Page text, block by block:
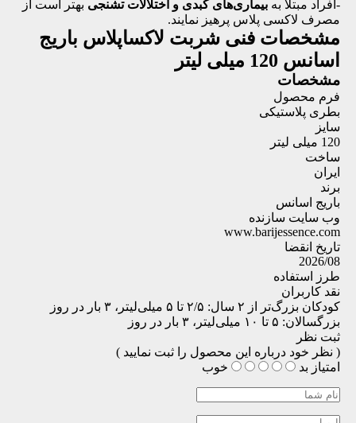
-افراد مبتلا به بیماری‌های کبدی و اختلالات تشنجی بهتر است از
مصرف لاکسی پلاس پرهیز نمایند.
مشخصات فنی شربت لاکساپلاس باریج
اسانس 120 میلی لیتر
مشخصات
فرم محصول
بطری پلاستیکی
سایز
120 میلی لیتر
ساخت
ایران
برند
باریج اسانس
وب سایت سازنده
www.barijessence.com
تاریخ انقضا
2026/08
طرز استفاده
نقد کاربران
کودکان بزرگ‌تر از ۲ سال: ۲/۵ تا ۵ میلی‌لیتر، ۳ بار در روز
بزرگسالان: ۵ تا ۱۰ میلی‌لیتر، ۳ بار در روز
ثبت نظر
( نظر خود درباره این محصول را ثبت نمایید )
امتیاز بد خوب